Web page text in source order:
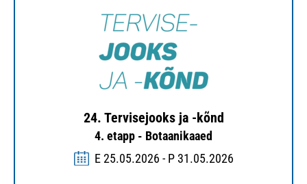
24. Tervisejooks ja -kõnd
4. etapp - Botaanikaaed
E 25.05.2026 - P 31.05.2026